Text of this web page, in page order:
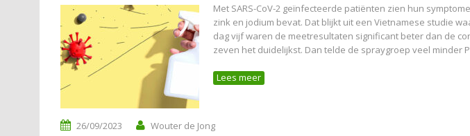
Met SARS-CoV-2 geïnfecteerde patiënten zien hun
zink en jodium bevat. Dat blijkt uit een Vietnamese studie
dag vijf waren de meetresultaten significant beter dan de
zeven het duidelijkst. Dan telde de spraygroep veel minder
Lees meer
26/09/2023 Wouter de Jong